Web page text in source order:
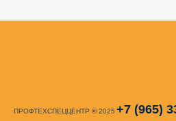
ПРОФТЕХСПЕЦЦЕНТР ©2025 +7 (965)